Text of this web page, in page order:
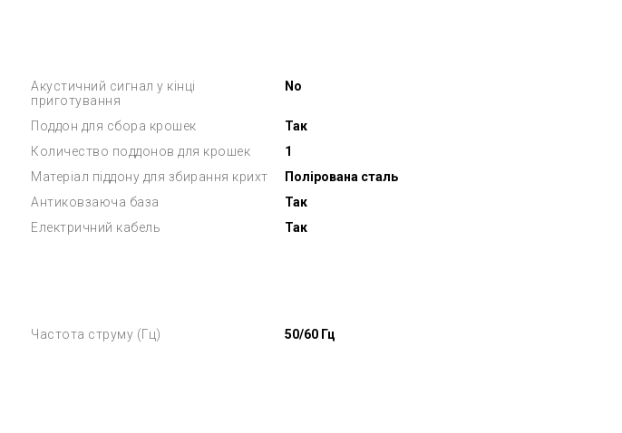
Акустичний сигнал у кінці
приготування
No
Поддон для сбора крошек
Так
Количество поддонов для крошек
1
Матеріал піддону для збирання крихт
Полірована сталь
Антиковзаюча база
Так
Електричний кабель
Так
Частота струму (Гц) 50/60 Гц